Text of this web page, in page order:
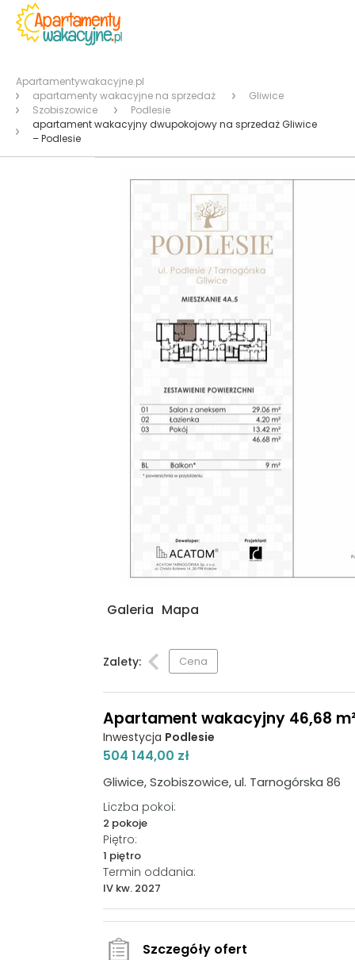
Apartamentywakacyjne.pl
apartamenty wakacyjne na sprzedaż
Gliwice
Szobiszowice
Podlesie
apartament wakacyjny dwupokojowy na sprzedaż Gliwice
– Podlesie
Galeria Mapa
Zalety: Cena
Apartament wakacyjny 46,68
Inwestycja Podlesie
504 144,00 zł
Gliwice, Szobiszowice, ul. Tarnogórska 86
Liczba pokoi:
2 pokoje
Piętro:
1 piętro
Termin oddania:
IV kw. 2027
Szczegóły ofert